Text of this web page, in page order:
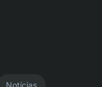
Notícias